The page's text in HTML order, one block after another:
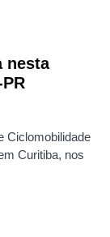
nesta
Ciclomobilidade
Curitiba, nos